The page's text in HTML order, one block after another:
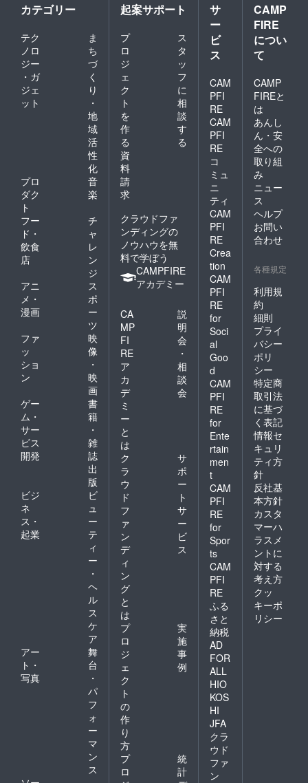
カテゴリー
テク
ノロ
ジー
・ガ
ジェ
ット
ま
ち
づ
く
り
・
地
域
活
性
化
プロ
ダク
ト
音
楽
フー
ド・
飲食
店
チ
ャ
レ
ン
ジ
アニ
メ・
漫画
ス
ポ
ー
ツ
ファ
ッ
ショ
ン
映
像
・
映
画
ゲー
ム・
サー
ビス
開発
書
籍
・
雑
誌
出
版
ビジ
ネ
ス・
起業
ビ
ュ
ー
テ
ィ
ー
・
ヘ
ル
ス
ケ
ア
アー
ト・
写真
舞
台
・
パ
フ
ォ
ー
マ
ン
ス
起案サポート
プ
ロ
ジ
ェ
ク
ト
を
作
る
ス
タ
ッ
フ
に
相
談
す
る
資
料
請
求
クラウドファ
ンディングの
ノウハウを無
料で学ぼう
CAMPFIRE
アカデミー
CA
MP
FI
RE
ア
カ
デ
ミ
ー
と
は
説
明
会
・
相
談
会
ク
ラ
ウ
ド
フ
ァ
ン
デ
ィ
ン
グ
と
は
サ
ポ
ー
ト
サ
ー
ビ
ス
プ
ロ
ジ
ェ
ク
ト
の
作
り
方
実
施
事
例
プ
ロ
統
計
サ
ー
ビ
ス
CAM
PFI
RE
CAM
PFI
RE
コ
ミュ
ニ
ティ
CAM
PFI
RE
Crea
tion
CAM
PFI
RE
for
Soci
al
Goo
d
CAM
PFI
RE
for
Ente
rtain
men
t
CAM
PFI
RE
for
Spor
ts
CAM
PFI
RE
ふる
さと
納税
AD
FOR
ALL
HIO
KOS
HI
JFA
クラ
ウド
ファ
ン
CAMP
FIRE
につい
て
CAMP
FIREと
は
あんし
ん・安
全への
取り組
み
ニュー
ス
ヘルプ
お問い
合わせ
各種規定
利用規
約
細則
プライ
バシー
ポリ
シー
特定商
取引法
に基づ
く表記
情報セ
キュリ
ティ方
針
反社基
本方針
カスタ
マーハ
ラスメ
ントに
対する
考え方
クッ
キーポ
リシー